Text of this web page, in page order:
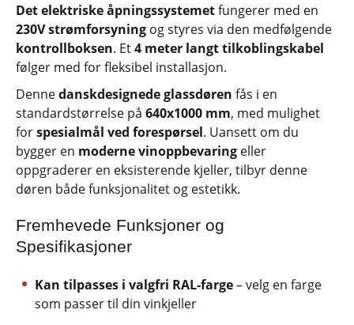
Det elektriske åpningssystemetfungerer med en
230V strømforsyning og styres via den medfølgende
kontrollboksen. Et4 meter langt tilkoblingskabel
følger med for fleksibel installasjon.
Dennedanskdesignede glassdøren fås i en
standardstørrelse på 640x1000 mm, med mulighet
forspesialmål ved forespørsel. Uansett om du
bygger en moderne vinoppbevaring eller
oppgraderer en eksisterende kjeller, tilbyr denne
døren både funksjonalitet og estetikk.
Fremhevede Funksjoner og
Spesifikasjoner
Kan tilpasses i valgfri RAL-farge– velg en farge
som passer til din vinkjeller